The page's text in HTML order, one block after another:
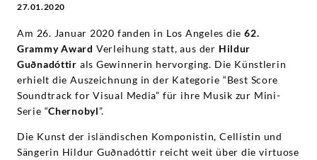
Deutsche
Grammophon
27.01.2020
Am 26. Januar 2020 fanden in Los Angeles die62.
Grammy Award Verleihung statt, aus der Hildur
Guðnadóttir als Gewinnerin hervorging. Die Künstlerin
erhielt die Auszeichnung in der Kategorie “Best Score
Soundtrack for Visual Media” für ihre Musik zur Mini-
Serie “Chernobyl”.
Die Kunst der isländischen Komponistin, Cellistin und
Sängerin Hildur Guðnadóttir reicht weit über die virtuose